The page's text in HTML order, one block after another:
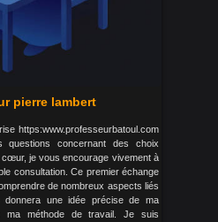
pierre lambert
https:www.professeurbatoul.com
concernant des choix
je vous encourage vivement à
consultation. Ce premier échange
de nombreux aspects liés
une idée précise de ma
ma méthode de travail. Je suis